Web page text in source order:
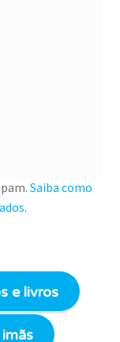
Saiba como
.
e livros